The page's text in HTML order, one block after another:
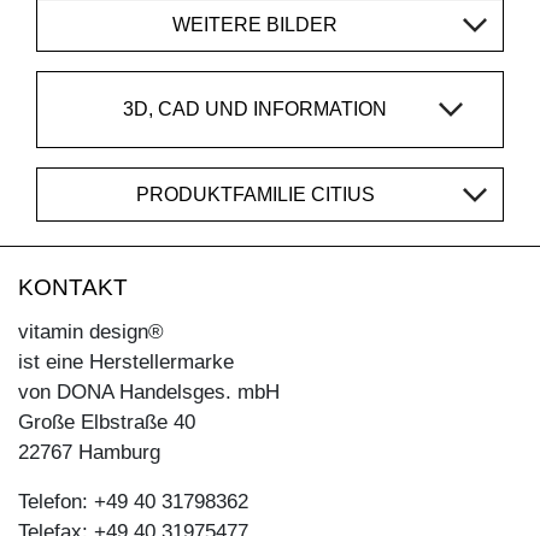
WEITERE BILDER
3D, CAD UND INFORMATION
PRODUKTFAMILIE CITIUS
KONTAKT
vitamin design®
ist eine Herstellermarke
von DONA Handelsges. mbH
Große Elbstraße 40
22767 Hamburg
Telefon: +49 40 31798362